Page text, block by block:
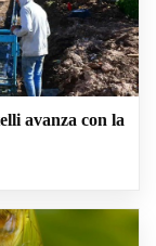
avanza con la